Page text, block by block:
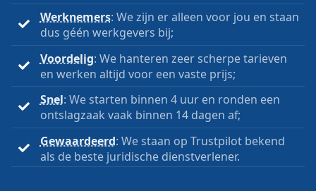
Werknemers: We zijn er alleen voor jou en staan
dus géén werkgevers bij;
Voordelig: We hanteren zeer scherpe tarieven
en werken altijd voor een vaste prijs;
Snel: We starten binnen 4 uur en ronden een
ontslagzaak vaak binnen 14 dagen af;
Gewaardeerd: We staan op Trustpilot bekend
als de beste juridische dienstverlener.